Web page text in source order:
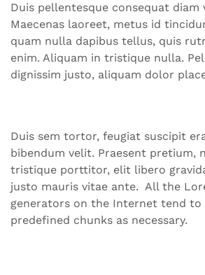
Duis pellentesque consequat diam
Maecenas laoreet, metus id
quam nulla dapibus tellus, quis
enim. Aliquam in tristique nulla.
dignissim justo, aliquam dolor
Duis sem tortor, feugiat suscipit
bibendum velit. Praesent pretium,
tristique porttitor, elit libero
justo mauris vitae ante. All the
generators on the Internet tend to
predefined chunks as necessary.